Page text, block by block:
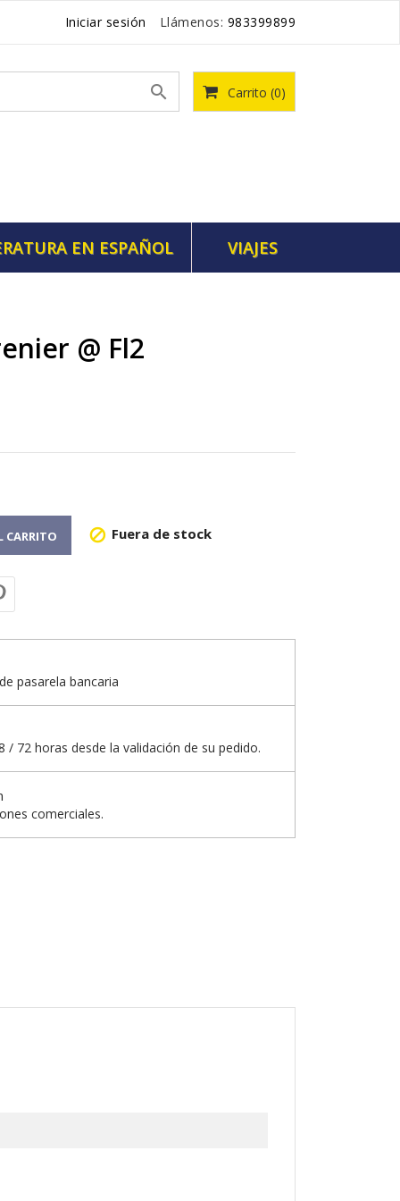
Iniciar sesión Llámenos: 983399899
Carrito (0)

EN ESPAÑOL VIAJES
@ Fl2
CARRITO  Fuera de stock
pasarela bancaria
/ 72 horas desde la validación de su pedido.
comerciales.